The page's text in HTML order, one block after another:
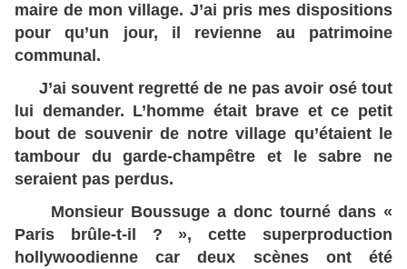
maire de mon village. J’ai pris mes dispositions
pour qu’un jour, il revienne au patrimoine
communal.
J’ai souvent regretté de ne pas avoir osé tout
lui demander. L’homme était brave et ce petit
bout de souvenir de notre village qu’étaient le
tambour du garde-champêtre et le sabre ne
seraient pas perdus.
Monsieur Boussuge a donc tourné dans «
Paris brûle-t-il ? », cette superproduction
hollywoodienne car deux scènes ont été